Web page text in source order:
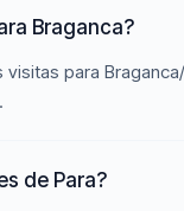
Braganca?
para
de Para?